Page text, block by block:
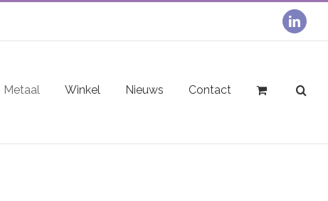
Metaal Winkel Nieuws Contact